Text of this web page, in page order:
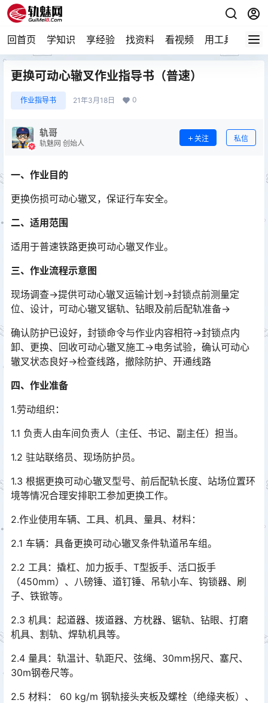
回首页 学知识 享经验 找资料 看视频 用工具 论技
更换可动心辙叉作业指导书（普速）
作业指导书 21年3月18日 0
轨哥
轨魅网 创始人
关注 私信
一、作业目的
更换伤损可动心辙叉，保证行车安全。
二、适用范围
适用于普速铁路更换可动心辙叉作业。
三、作业流程示意图
现场调查→提供可动心辙叉运输计划→封锁点前测量定
位、设计，可动心辙叉锯轨、钻眼及前后配轨准备→
确认防护已设好，封锁命令与作业内容相符→封锁点内
卸、更换、回收可动心辙叉施工→电务试验，确认可动心
辙叉状态良好→检查线路，撤除防护、开通线路
四、作业准备
1.劳动组织：
1.1 负责人由车间负责人（主任、书记、副主任）担当。
1.2 驻站联络员、现场防护员。
1.3 根据更换可动心辙叉型号、前后配轨长度、站场位置环
境等情况合理安排职工参加更换工作。
2.作业使用车辆、工具、机具、量具、材料：
2.1 车辆：具备更换可动心辙叉条件轨道吊车组。
2.2 工具：撬杠、加力扳手、T型扳手、活口扳手
（450mm）、八磅锤、道钉锤、吊轨小车、钩锁器、刷
子、铁锨等。
2.3 机具：起道器、拨道器、方枕器、锯轨、钻眼、打磨
机具、割轨、焊轨机具等。
2.4 量具：轨温计、轨距尺、弦绳、30mm拐尺、塞尺、
30m钢卷尺等。
2.5 材料： 60 kg/m 钢轨接头夹板及螺栓（绝缘夹板）、